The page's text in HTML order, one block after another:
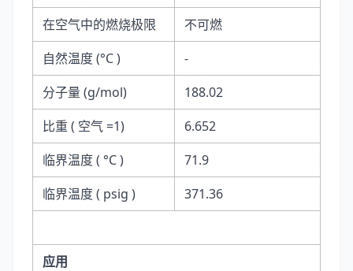
在空气中的燃烧极限
不可燃
自然温度 (°C )
-
分子量 (g/mol)
188.02
比重 ( 空气 =1)
6.652
临界温度 ( °C )
71.9
临界温度 ( psig )
371.36
应用